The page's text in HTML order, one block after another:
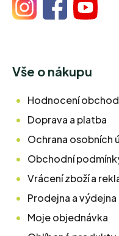
Vše o nákupu
Hodnocení
Doprava a platba
Ochrana osobních
Obchodní
Vrácení zboží a
Prodejna a výdejna
Moje objednávka